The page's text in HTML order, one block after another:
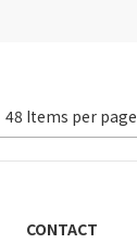
48 Items per page
CONTACT